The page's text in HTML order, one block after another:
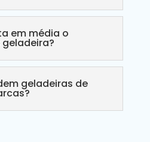
em média o
geladeiras de